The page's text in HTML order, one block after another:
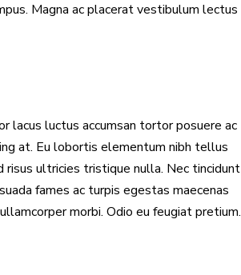
Magna ac placerat vestibulum lectus
luctus accumsan tortor posuere ac
at. Eu lobortis elementum nibh tellus
ultricies tristique nulla. Nec tincidunt
fames ac turpis egestas maecenas
morbi. Odio eu feugiat pretium.